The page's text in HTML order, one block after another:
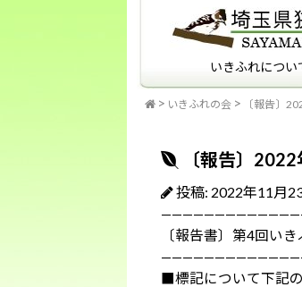
いきふれについ
いきふれについて
いきふれプログラ
フィールドマナー
いきふれの会 〔報告〕
〔報告〕
投稿: 2022年11月
〔報告書〕第4回い
■標記について下記の